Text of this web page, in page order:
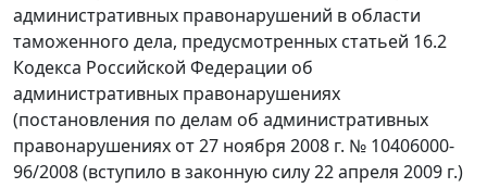
административных правонарушений в области
таможенного дела, предусмотренных статьей 16.2
Кодекса Российской Федерации об
административных правонарушениях
(постановления по делам об административных
правонарушениях от 27 ноября 2008 г. № 10406000-
96/2008 (вступило в законную силу 22 апреля 2009 г.)